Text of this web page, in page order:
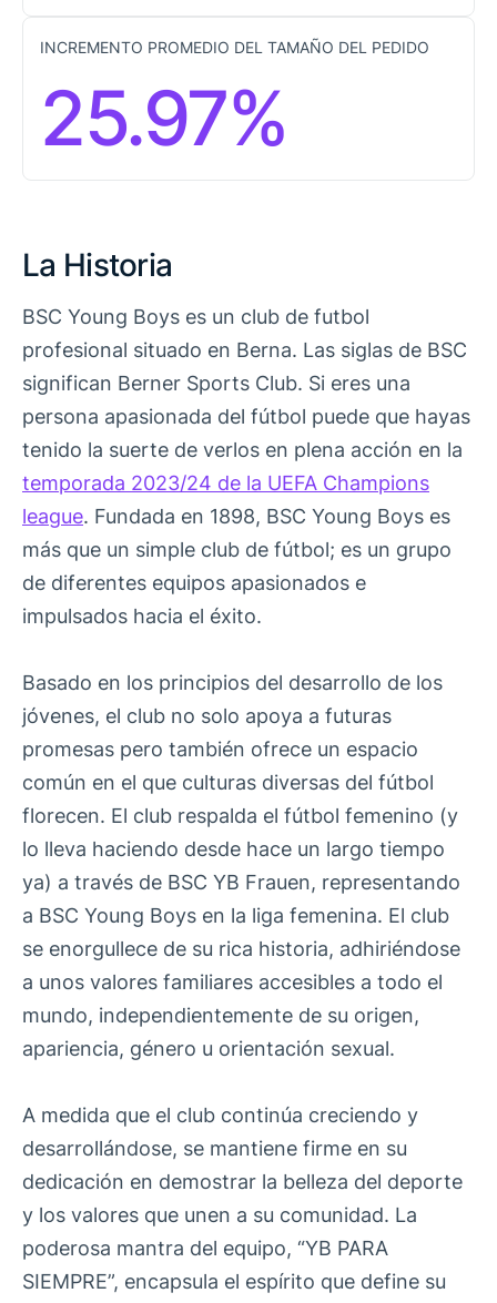
INCREMENTO PROMEDIO DEL TAMAÑO DEL PEDIDO
25.97%
La Historia
BSC Young Boys es un club de futbol
profesional situado en Berna. Las siglas de BSC
significan Berner Sports Club. Si eres una
persona apasionada del fútbol puede que hayas
tenido la suerte de verlos en plena acción en la
temporada 2023/24 de la UEFA Champions
league. Fundada en 1898, BSC Young Boys es
más que un simple club de fútbol; es un grupo
de diferentes equipos apasionados e
impulsados ​​hacia el éxito.
Basado en los principios del desarrollo de los
jóvenes, el club no solo apoya a futuras
promesas pero también ofrece un espacio
común en el que culturas diversas del fútbol
florecen. El club respalda el fútbol femenino (y
lo lleva haciendo desde hace un largo tiempo
ya) a través de BSC YB Frauen, representando
a BSC Young Boys en la liga femenina. El club
se enorgullece de su rica historia, adhiriéndose
a unos valores familiares accesibles a todo el
mundo, independientemente de su origen,
apariencia, género u orientación sexual.
A medida que el club continúa creciendo y
desarrollándose, se mantiene firme en su
dedicación en demostrar la belleza del deporte
y los valores que unen a su comunidad. La
poderosa mantra del equipo, “YB PARA
SIEMPRE”, encapsula el espírito que define su